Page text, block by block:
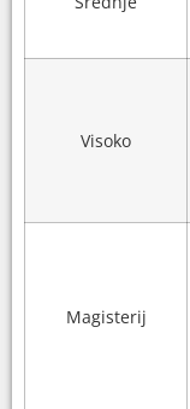
podnio je
Preminuo je u
Visoko
Magisterij